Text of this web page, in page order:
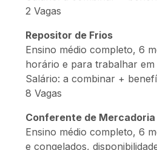
2 Vagas
Repositor de Frios
Ensino médio completo, 6
horário e para trabalhar em
Salário: a combinar +
8 Vagas
Conferente de Mercadoria
Ensino médio completo, 6
e congelados,